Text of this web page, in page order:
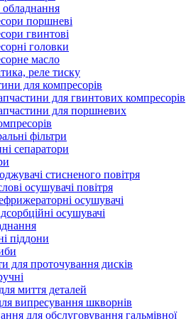
поршневі
гвинтові
головки
масло
реле тиску
для компресорів
для гвинтових компресорів
для поршневих
фільтри
сепаратори
стисненого повітря
осушувачі повітря
осушувачі
осушувачі
піддони
для проточування дисків
миття деталей
випресування шкворнів
для обслуговування гальмівної